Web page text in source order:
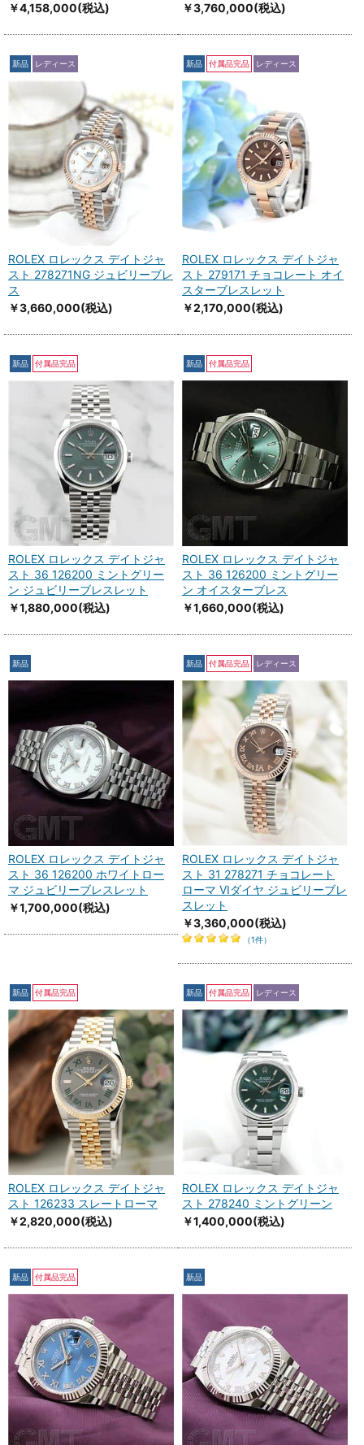
￥4,158,000(税込)
￥3,760,000(税込)
新品 レディース
ROLEX ロレックス デイトジャ
スト 278271NG ジュビリーブレ
ス
￥3,660,000(税込)
新品 付属品完品 レディース
ROLEX ロレックス デイトジャ
スト 279171 チョコレート オイ
スターブレスレット
￥2,170,000(税込)
新品 付属品完品
ROLEX ロレックス デイトジャ
スト 36 126200 ミントグリー
ン ジュビリーブレスレット
￥1,880,000(税込)
新品 付属品完品
ROLEX ロレックス デイトジャ
スト 36 126200 ミントグリー
ン オイスターブレス
￥1,660,000(税込)
新品
ROLEX ロレックス デイトジャ
スト 36 126200 ホワイトロー
マ ジュビリーブレスレット
￥1,700,000(税込)
新品 付属品完品 レディース
ROLEX ロレックス デイトジャ
スト 31 278271 チョコレート
ローマ VIダイヤ ジュビリーブレ
スレット
￥3,360,000(税込)
（1件）
新品 付属品完品
ROLEX ロレックス デイトジャ
スト 126233 スレートローマ
￥2,820,000(税込)
新品 付属品完品 レディース
ROLEX ロレックス デイトジャ
スト 278240 ミントグリーン
￥1,400,000(税込)
新品 付属品完品 新品